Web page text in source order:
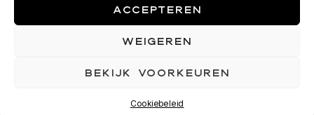
ACCEPTEREN
WEIGEREN
BEKIJK VOORKEUREN
Cookiebeleid
Afspraak maken